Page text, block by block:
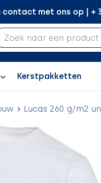
contact met ons op | +
Kerstpakketten
Lucas 260 g/m2